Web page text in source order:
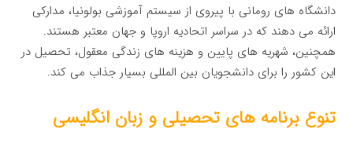
دانشگاه های رومانی با پیروی از سیستم آموزشی بولونیا، مدارکی
ارائه می دهند که در سراسر اتحادیه اروپا و جهان معتبر هستند.
همچنین، شهریه های پایین و هزینه های زندگی معقول، تحصیل در
این کشور را برای دانشجویان بین المللی بسیار جذاب می کند.
تنوع برنامه های تحصیلی و زبان انگلیسی